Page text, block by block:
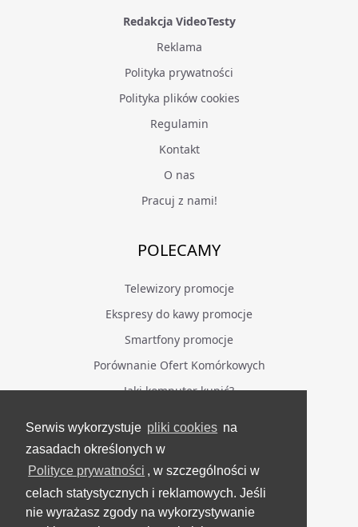
Serwis wykorzystuje pliki cookies na
zasadach określonych w
Polityce prywatności , w szczególności w
celach statystycznych i reklamowych. Jeśli
nie wyrażasz zgody na wykorzystywanie
Redakcja VideoTesty
Reklama
Polityka prywatności
Polityka plików cookies
Regulamin
Kontakt
O nas
Pracuj z nami!
POLECAMY
Telewizory promocje
Ekspresy do kawy promocje
Smartfony promocje
Porównanie Ofert Komórkowych
Jaki komputer kupić?
BĄDŹ NA BIEŻĄCO
Facebook
Grupa Testerzy Videotestów